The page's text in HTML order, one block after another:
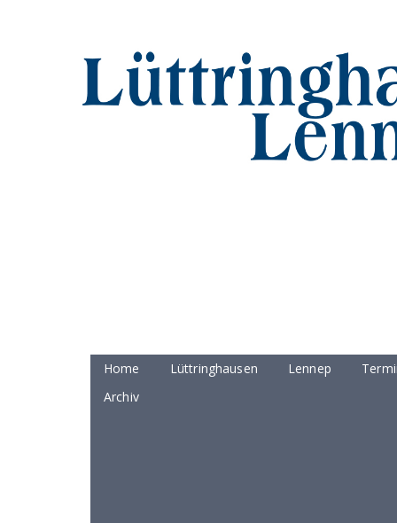
Home Lüttringhausen Lennep
Archiv